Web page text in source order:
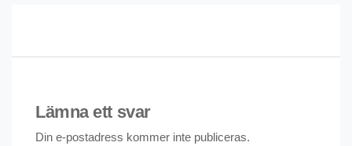
Lämna ett svar
Din e-postadress kommer inte publiceras.